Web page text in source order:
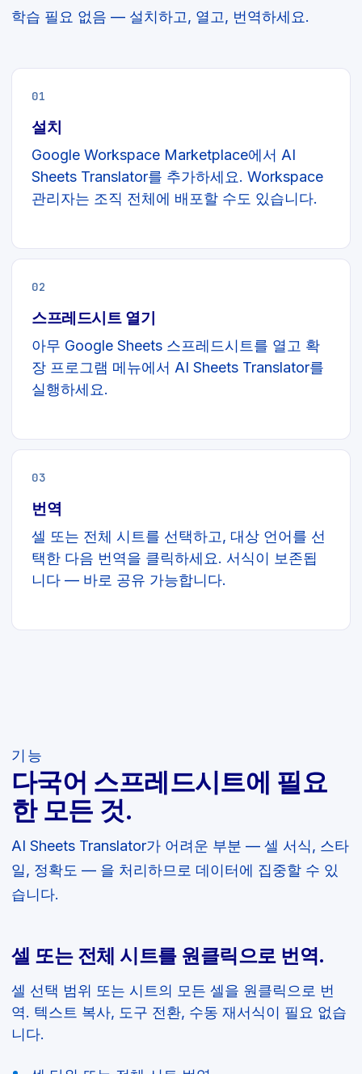
학습 필요 없음 — 설치하고, 열고, 번역하세요.
01
설치
Google Workspace Marketplace에서 AI
Sheets Translator를 추가하세요. Workspace
관리자는 조직 전체에 배포할 수도 있습니다.
02
스프레드시트 열기
아무 Google Sheets 스프레드시트를 열고 확
장 프로그램 메뉴에서 AI Sheets Translator를
실행하세요.
03
번역
셀 또는 전체 시트를 선택하고, 대상 언어를 선
택한 다음 번역을 클릭하세요. 서식이 보존됩
니다 — 바로 공유 가능합니다.
기능
다국어 스프레드시트에 필요
한 모든 것.
AI Sheets Translator가 어려운 부분 — 셀 서식, 스타
일, 정확도 — 을 처리하므로 데이터에 집중할 수 있
습니다.
셀 또는 전체 시트를 원클릭으로 번역.
셀 선택 범위 또는 시트의 모든 셀을 원클릭으로 번
역. 텍스트 복사, 도구 전환, 수동 재서식이 필요 없습
니다.